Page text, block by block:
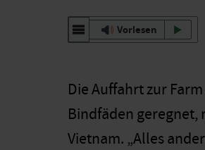
Vorlesen
Die Auffahrt zur
Bindfäden geregnet,
Vietnam. „Alles